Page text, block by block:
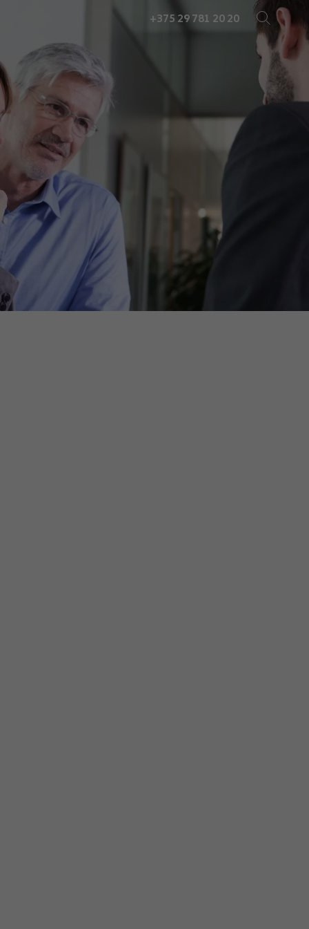
+375 29 781 20 20